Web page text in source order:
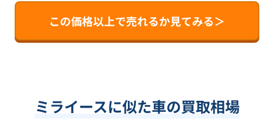
この価格以上で売れるか見てみる＞
ミライースに似た車の買取相場